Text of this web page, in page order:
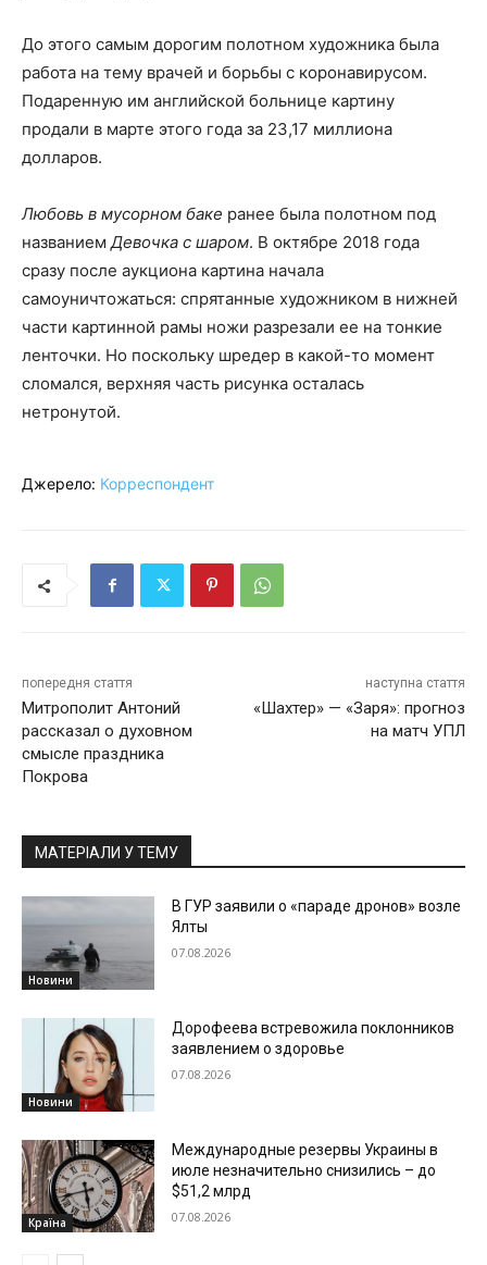
До этого самым дорогим полотном художника была
работа на тему врачей и борьбы с коронавирусом.
Подаренную им английской больнице картину
продали в марте этого года за 23,17 миллиона
долларов.
Любовь в мусорном баке ранее была полотном под
названиемДевочка с шаром. В октябре 2018 года
сразу после аукциона картина начала
самоуничтожаться: спрятанные художником в нижней
части картинной рамы ножи разрезали ее на тонкие
ленточки. Но поскольку шредер в какой-то момент
сломался, верхняя часть рисунка осталась
нетронутой.
Джерело: Корреспондент
попередня стаття
Митрополит Антоний
рассказал о духовном
смысле праздника
Покрова
наступна стаття
«Шахтер» — «Заря»: прогноз
на матч УПЛ
МАТЕРІАЛИ У ТЕМУ
Новини
В ГУР заявили о «параде дронов» возле
Ялты
07.08.2026
Новини
Дорофеева встревожила поклонников
заявлением о здоровье
07.08.2026
Країна
Международные резервы Украины в
июле незначительно снизились – до
$51,2 млрд
07.08.2026